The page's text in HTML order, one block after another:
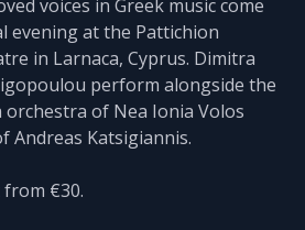
voices in Greek music come
evening at the Pattichion
in Larnaca, Cyprus. Dimitra
perform alongside the
of Nea Ionia Volos
Andreas Katsigiannis.
€30.